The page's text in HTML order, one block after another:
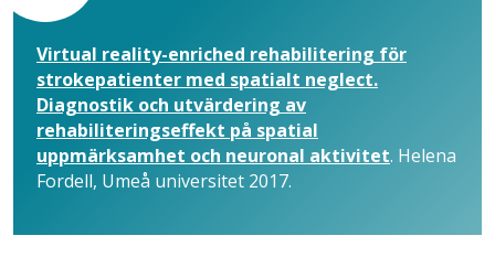
Virtual reality-enriched rehabilitering för
strokepatienter med spatialt neglect.
Diagnostik och utvärdering av
rehabiliteringseffekt på spatial
uppmärksamhet och neuronal aktivitet. Helena
Fordell, Umeå universitet 2017.